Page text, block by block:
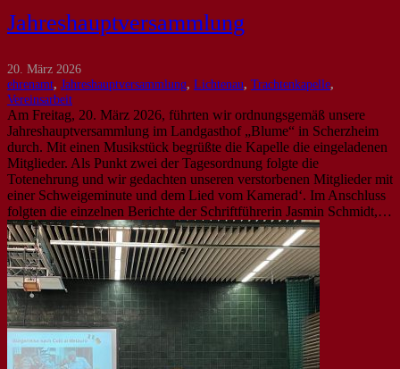
Jahreshauptversammlung
20. März 2026
ehrenamt, Jahreshauptversammlung, Lichtenau, Trachtenkapelle,
Vereinsarbeit
Am Freitag, 20. März 2026, führten wir ordnungsgemäß unsere
Jahreshauptversammlung im Landgasthof „Blume“ in Scherzheim
durch. Mit einen Musikstück begrüßte die Kapelle die eingeladenen
Mitglieder. Als Punkt zwei der Tagesordnung folgte die
Totenehrung und wir gedachten unseren verstorbenen Mitglieder mit
einer Schweigeminute und dem Lied vom Kamerad‘. Im Anschluss
folgten die einzelnen Berichte der Schriftführerin Jasmin Schmidt,…